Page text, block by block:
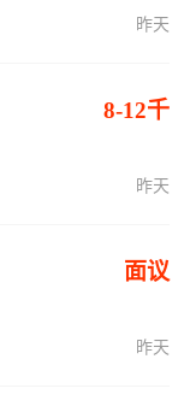
昨天
8-12千
昨天
面议
昨天